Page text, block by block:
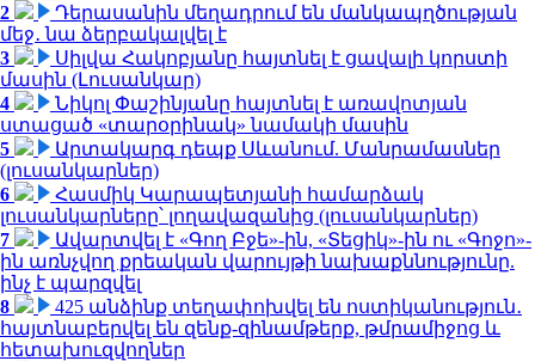
2
Դերասանին մեղադրում են մանկապղծության
մեջ․ նա ձերբակալվել է
3
Սիլվա Հակոբյանը հայտնել է ցավալի կորստի
մասին (Լուսանկար)
4
Նիկոլ Փաշինյանը հայտնել է առավոտյան
ստացած «տարօրինակ» նամակի մասին
5
Արտակարգ դեպք Սևանում. Մանրամասներ
(լուսանկարներ)
6
Հասմիկ Կարապետյանի համարձակ
լուսանկարները՝ լողավազանից (լուսանկարներ)
7
Ավարտվել է «Գող Բջե»-ին, «Տեցիկ»-ին ու «Գոջո»-
ին առնչվող քրեական վարույթի նախաքննությունը.
ինչ է պարզվել
8
425 անձինք տեղափոխվել են ոստիկանություն․
հայտնաբերվել են զենք-զինամթերք, թմրամիջոց և
հետախուզվողներ